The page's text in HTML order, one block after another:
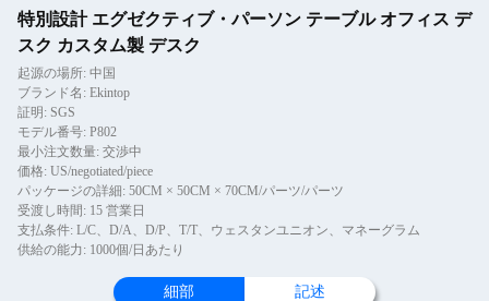
特別設計 エグゼクティブ・パーソン テーブル オフィス デ
スク カスタム製 デスク
起源の場所: 中国
ブランド名: Ekintop
証明: SGS
モデル番号: P802
最小注文数量: 交渉中
価格: US/negotiated/piece
パッケージの詳細: 50CM × 50CM × 70CM/パーツ/パーツ
受渡し時間: 15 営業日
支払条件: L/C、D/A、D/P、T/T、ウェスタンユニオン、マネーグラム
供給の能力: 1000個/日あたり
細部 記述